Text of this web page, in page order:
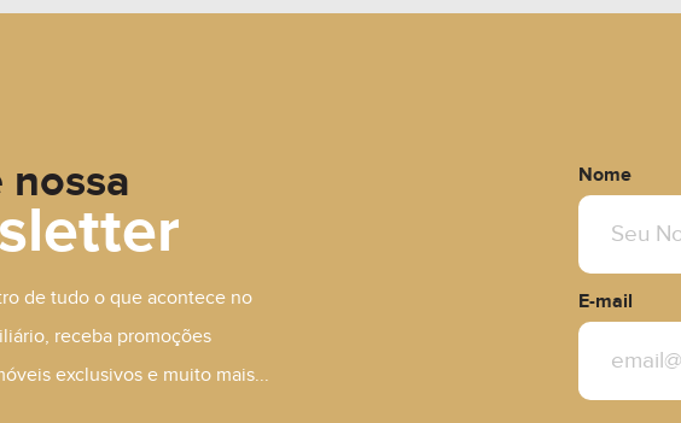
nossa
de tudo o que acontece no
receba promoções
exclusivos e muito mais...
Nome
E-mail